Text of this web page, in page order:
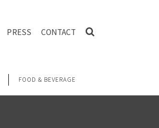
PRESS CONTACT
FOOD & BEVERAGE